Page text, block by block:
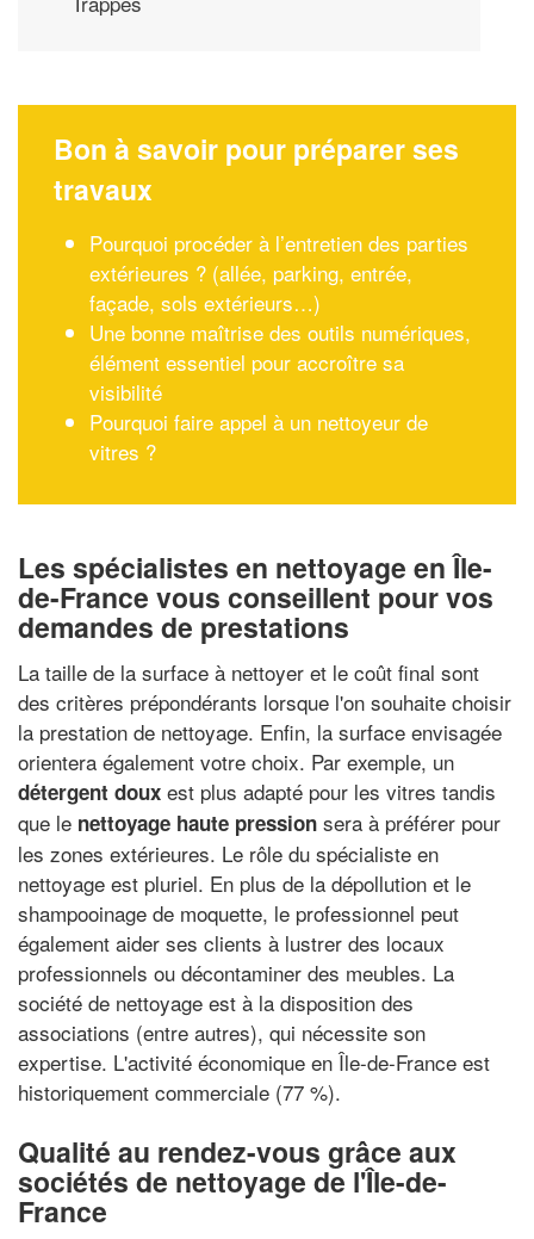
Bon à savoir pour préparer ses
travaux
Pourquoi procéder à l’entretien des parties
extérieures ? (allée, parking, entrée,
façade, sols extérieurs…)
Une bonne maîtrise des outils numériques,
élément essentiel pour accroître sa
visibilité
Pourquoi faire appel à un nettoyeur de
vitres ?
Les spécialistes en nettoyage en Île-
de-France vous conseillent pour vos
demandes de prestations
La taille de la surface à nettoyer et le coût final sont
des critères prépondérants lorsque l'on souhaite choisir
la prestation de nettoyage. Enfin, la surface envisagée
orientera également votre choix. Par exemple, un
détergent doux est plus adapté pour les vitres tandis
que le nettoyage haute pression sera à préférer pour
les zones extérieures. Le rôle du spécialiste en
nettoyage est pluriel. En plus de la dépollution et le
shampooinage de moquette, le professionnel peut
également aider ses clients à lustrer des locaux
professionnels ou décontaminer des meubles. La
société de nettoyage est à la disposition des
associations (entre autres), qui nécessite son
expertise. L'activité économique en Île-de-France est
historiquement commerciale (77 %).
Qualité au rendez-vous grâce aux
sociétés de nettoyage de l'Île-de-
France